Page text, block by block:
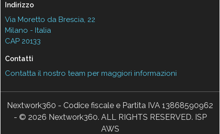
Indirizzo
Via Moretto da Brescia, 22
Milano - Italia
CAP 20133
Contatti
Contatta il nostro team per maggiori informazioni
Nextwork360 - Codice fiscale e Partita IVA 13868590962
- © 2026 Nextwork360. ALL RIGHTS RESERVED. ISP
AWS